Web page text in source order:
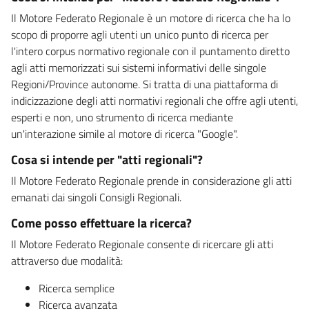
Il Motore Federato Regionale è un motore di ricerca che ha lo
scopo di proporre agli utenti un unico punto di ricerca per
l'intero corpus normativo regionale con il puntamento diretto
agli atti memorizzati sui sistemi informativi delle singole
Regioni/Province autonome. Si tratta di una piattaforma di
indicizzazione degli atti normativi regionali che offre agli utenti,
esperti e non, uno strumento di ricerca mediante
un'interazione simile al motore di ricerca "Google".
Cosa si intende per "atti regionali"?
Il Motore Federato Regionale prende in considerazione gli atti
emanati dai singoli Consigli Regionali.
Come posso effettuare la ricerca?
Il Motore Federato Regionale consente di ricercare gli atti
attraverso due modalità:
Ricerca semplice
Ricerca avanzata